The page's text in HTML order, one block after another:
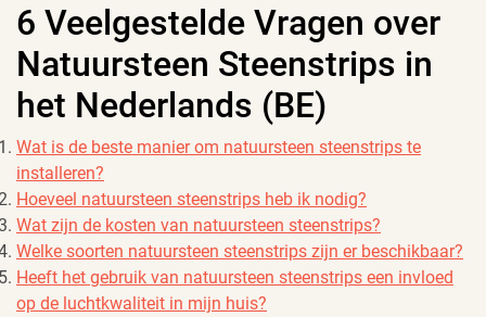
6 Veelgestelde Vragen over
Natuursteen Steenstrips in
het Nederlands (BE)
Wat is de beste manier om natuursteen steenstrips te
installeren?
Hoeveel natuursteen steenstrips heb ik nodig?
Wat zijn de kosten van natuursteen steenstrips?
Welke soorten natuursteen steenstrips zijn er beschikbaar?
Heeft het gebruik van natuursteen steenstrips een invloed
op de luchtkwaliteit in mijn huis?